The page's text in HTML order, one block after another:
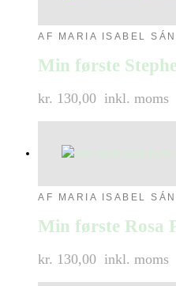
AF MARIA ISABEL
Min første
kr. 130,00 inkl. moms
AF MARIA ISABEL
Min første Rosa
kr. 130,00 inkl. moms